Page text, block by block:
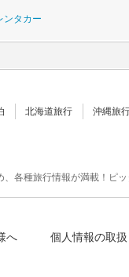
ンタカー
北海道旅行 沖縄旅
各種旅行情報が満載！ピ
へ 個人情報の取扱